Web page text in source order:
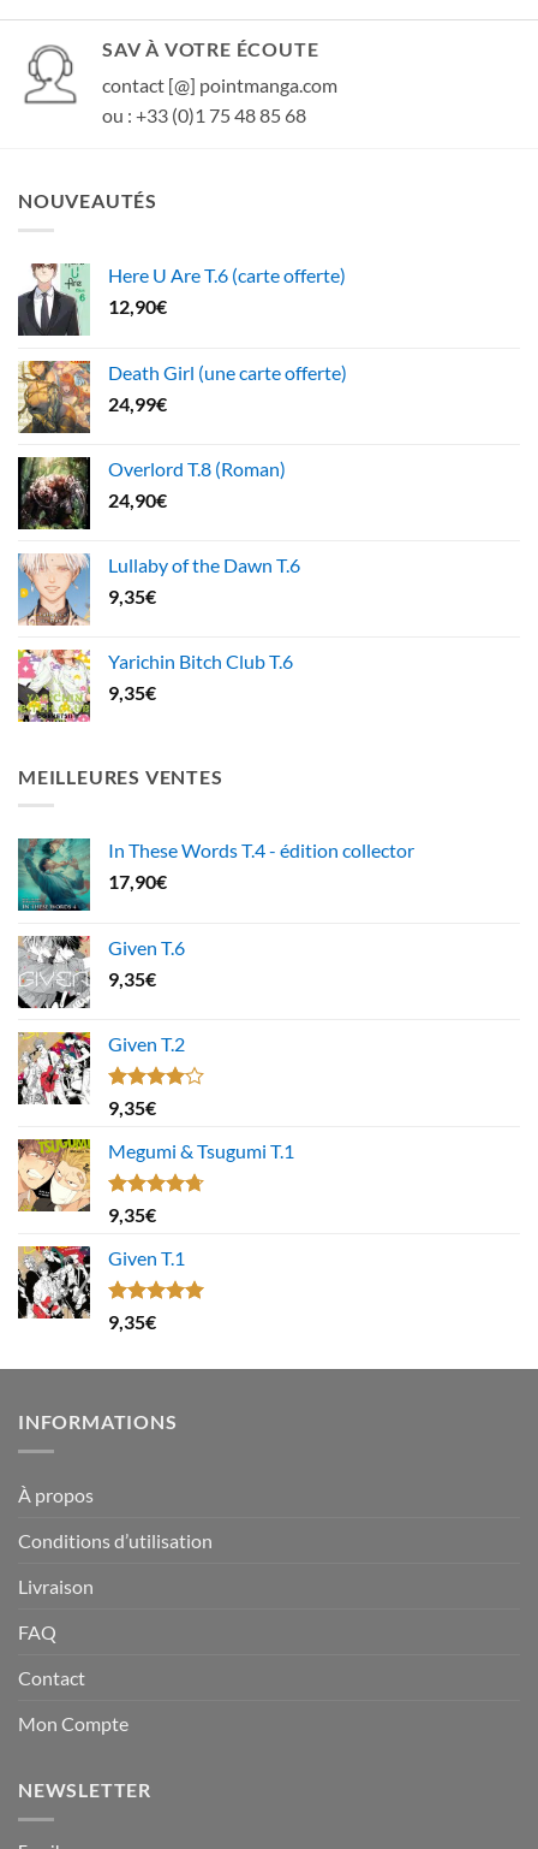
SAV À VOTRE ÉCOUTE
contact [@] pointmanga.com
ou : +33 (0)1 75 48 85 68
NOUVEAUTÉS
Here U Are T.6 (carte offerte)
12,90€
Death Girl (une carte offerte)
24,99€
Overlord T.8 (Roman)
24,90€
Lullaby of the Dawn T.6
9,35€
Yarichin Bitch Club T.6
9,35€
MEILLEURES VENTES
In These Words T.4 - édition collector
17,90€
Given T.6
9,35€
Given T.2
Note
4.00
5
9,35€
Megumi & Tsugumi T.1
Note4.67
sur 5
9,35€
Given T.1
Note5.00
sur 5
9,35€
INFORMATIONS
À propos
Conditions d’utilisation
Livraison
FAQ
Contact
Mon Compte
NEWSLETTER